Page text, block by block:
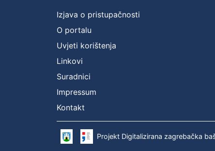
Izjava o pristupačnosti
O portalu
Uvjeti korištenja
Linkovi
Suradnici
Impressum
Kontakt
Projekt Digitalizirana zagrebačka